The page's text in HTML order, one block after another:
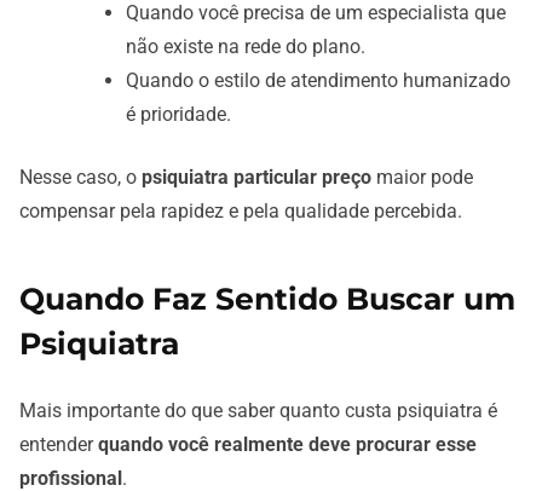
Quando você precisa de um especialista que
não existe na rede do plano.
Quando o estilo de atendimento humanizado
é prioridade.
Nesse caso, o psiquiatra particular preço maior pode
compensar pela rapidez e pela qualidade percebida.
Quando Faz Sentido Buscar um
Psiquiatra
Mais importante do que saber quanto custa psiquiatra é
entenderquando você realmente deve procurar esse
profissional.